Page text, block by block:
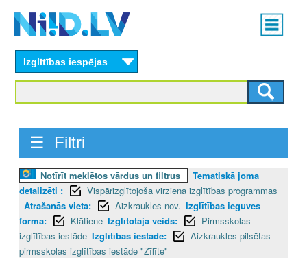
content
Main
menu
Izglītības iespējas
☰ Filtri
Notīrīt meklētos vārdus un filtrus
Tematiskā joma
detalizēti :
Vispārizglītojoša virziena izglītības programmas
Atrašanās vieta:
Aizkraukles nov. Izglītības ieguves
forma:
Klātiene Izglītotāja veids:
Pirmsskolas
izglītības iestāde Izglītības iestāde:
Aizkraukles pilsētas
pirmsskolas izglītības iestāde "Zīlīte"